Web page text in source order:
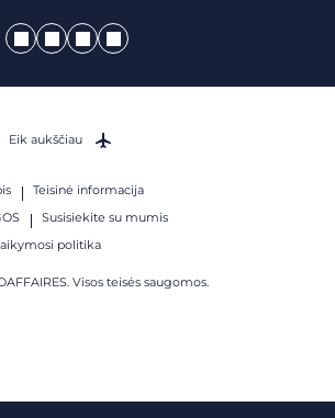
Teisinė informacija
Susisiekite su mumis
politika
Visos teisės saugomos.
Eik aukščiau